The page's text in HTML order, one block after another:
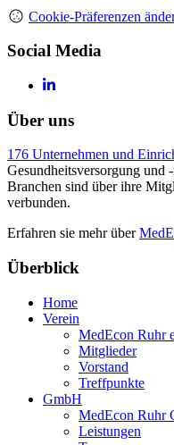
Cookie-Präferenzen
Social Media
Über uns
176 Unternehmen und
Gesundheitsversorgung und
Branchen sind über ihre
verbunden.
Erfahren sie mehr über
Überblick
Home
Verein
MedEcon Ruhr
Mitglieder
Vorstand
Treffpunkte
GmbH
MedEcon Ruhr
Leistungen